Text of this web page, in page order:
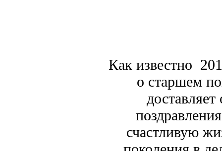
Как известно
о старшем
счастливую